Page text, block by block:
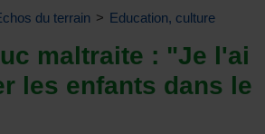
du terrain > Education, culture
maltraite : "Je l'ai
les enfants dans le